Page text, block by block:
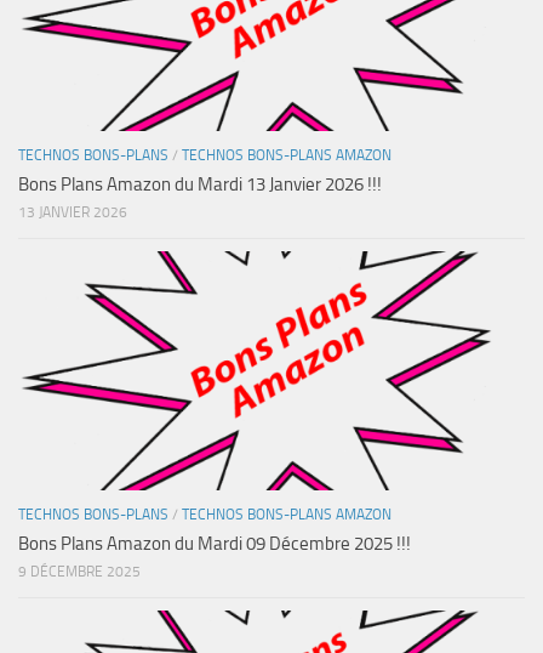
TECHNOS BONS-PLANS / TECHNOS BONS-PLANS AMAZON
Bons Plans Amazon du Mardi 13 Janvier 2026 !!!
13 JANVIER 2026
TECHNOS BONS-PLANS / TECHNOS BONS-PLANS AMAZON
Bons Plans Amazon du Mardi 09 Décembre 2025 !!!
9 DÉCEMBRE 2025